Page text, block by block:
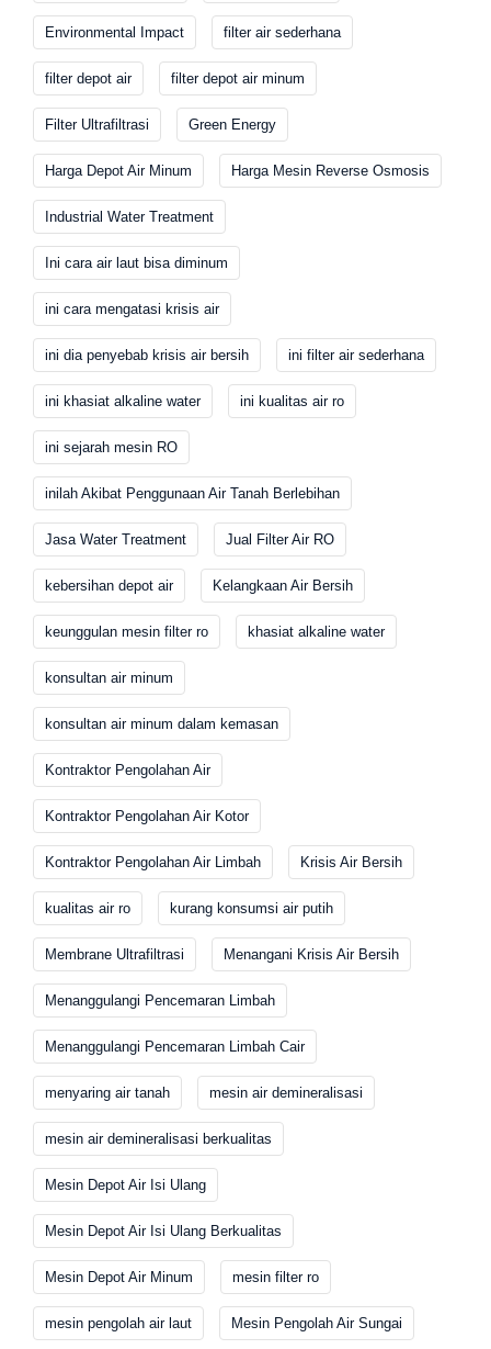
Environmental Impact filter air sederhana
filter depot air filter depot air minum
Filter Ultrafiltrasi Green Energy
Harga Depot Air Minum Harga Mesin Reverse Osmosis
Industrial Water Treatment
Ini cara air laut bisa diminum
ini cara mengatasi krisis air
ini dia penyebab krisis air bersih ini filter air sederhana
ini khasiat alkaline water ini kualitas air ro
ini sejarah mesin RO
inilah Akibat Penggunaan Air Tanah Berlebihan
Jasa Water Treatment Jual Filter Air RO
kebersihan depot air Kelangkaan Air Bersih
keunggulan mesin filter ro khasiat alkaline water
konsultan air minum
konsultan air minum dalam kemasan
Kontraktor Pengolahan Air
Kontraktor Pengolahan Air Kotor
Kontraktor Pengolahan Air Limbah Krisis Air Bersih
kualitas air ro kurang konsumsi air putih
Membrane Ultrafiltrasi Menangani Krisis Air Bersih
Menanggulangi Pencemaran Limbah
Menanggulangi Pencemaran Limbah Cair
menyaring air tanah mesin air demineralisasi
mesin air demineralisasi berkualitas
Mesin Depot Air Isi Ulang
Mesin Depot Air Isi Ulang Berkualitas
Mesin Depot Air Minum mesin filter ro
mesin pengolah air laut Mesin Pengolah Air Sungai